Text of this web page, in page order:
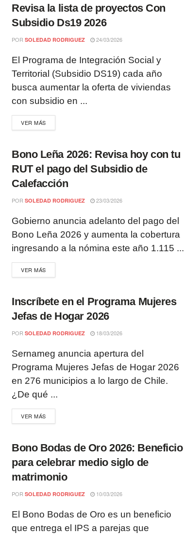
Revisa la lista de proyectos Con
Subsidio Ds19 2026
POR SOLEDAD RODRIGUEZ 24/03/2026
El Programa de Integración Social y
Territorial (Subsidio DS19) cada año
busca aumentar la oferta de viviendas
con subsidio en ...
VER MÁS
Bono Leña 2026: Revisa hoy con tu
RUT el pago del Subsidio de
Calefacción
POR SOLEDAD RODRIGUEZ 23/03/2026
Gobierno anuncia adelanto del pago del
Bono Leña 2026 y aumenta la cobertura
ingresando a la nómina este año 1.115 ...
VER MÁS
Inscríbete en el Programa Mujeres
Jefas de Hogar 2026
POR SOLEDAD RODRIGUEZ 18/03/2026
Sernameg anuncia apertura del
Programa Mujeres Jefas de Hogar 2026
en 276 municipios a lo largo de Chile.
¿De qué ...
VER MÁS
Bono Bodas de Oro 2026: Beneficio
para celebrar medio siglo de
matrimonio
POR SOLEDAD RODRIGUEZ 10/03/2026
El Bono Bodas de Oro es un beneficio
que entrega el IPS a parejas que